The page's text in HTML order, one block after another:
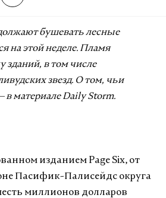
бушевать лесные
на этой неделе. Пламя
зданий, в том числе
звезд. О том, чьи
в материале Daily Storm.
изданием Page Six, от
Пасифик-Палисейдс округа
миллионов долларов